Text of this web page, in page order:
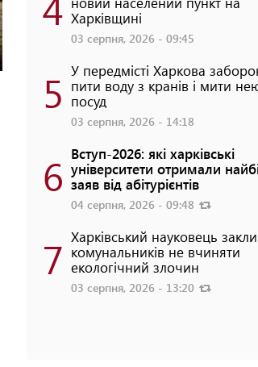
Харківщині
03 серпня, 2026 - 09:45
5 У передмісті Харкова
пити воду з кранів і мити
посуд
03 серпня, 2026 - 14:18
6 Вступ-2026: які харківські
університети отримали
заяв від абітурієнтів
04 серпня, 2026 - 09:48
7 Харківський науковець
комунальників не вчиняти
екологічний злочин
03 серпня, 2026 - 13:20